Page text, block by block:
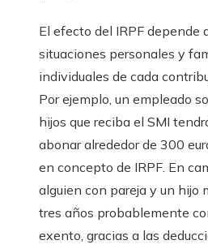
El efecto del IRPF depende
situaciones personales y
individuales de cada
Por ejemplo, un empleado
hijos que reciba el SMI
abonar alrededor de 300
en concepto de IRPF. En
alguien con pareja y un hijo
tres años probablemente
exento, gracias a las